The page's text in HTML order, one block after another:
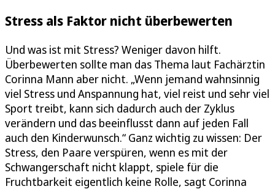
Stress als Faktor nicht überbewerten
Und was ist mit Stress? Weniger davon hilft.
Überbewerten sollte man das Thema laut Fachärztin
Corinna Mann aber nicht. „Wenn jemand wahnsinnig
viel Stress und Anspannung hat, viel reist und sehr viel
Sport treibt, kann sich dadurch auch der Zyklus
verändern und das beeinflusst dann auf jeden Fall
auch den Kinderwunsch.“ Ganz wichtig zu wissen: Der
Stress, den Paare verspüren, wenn es mit der
Schwangerschaft nicht klappt, spiele für die
Fruchtbarkeit eigentlich keine Rolle, sagt Corinna